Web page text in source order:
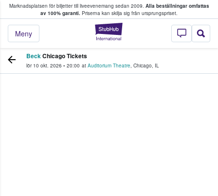
Marknadsplatsen för biljetter till liveevenemang sedan 2009. Alla beställningar omfattas
av 100% garanti. Priserna kan skilja sig från ursprungspriset.
StubHub – där
Meny
köper och säljer biljetter.
BeckChicago Tickets
lör 10 okt. 2026 • 20:00 at Auditorium Theatre, Chicago, IL